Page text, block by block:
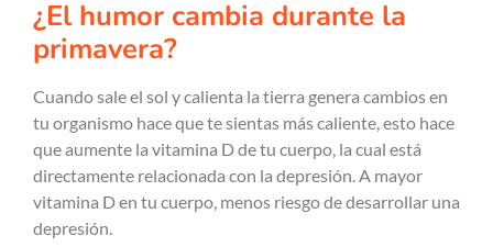
¿El humor cambia durante la
primavera?
Cuando sale el sol y calienta la tierra genera cambios en
tu organismo hace que te sientas más caliente, esto hace
que aumente la vitamina D de tu cuerpo, la cual está
directamente relacionada con la depresión. A mayor
vitamina D en tu cuerpo, menos riesgo de desarrollar una
depresión.